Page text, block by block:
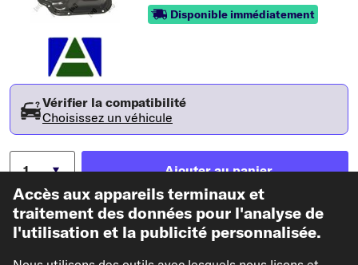
Disponible immédiatement
Vérifier la compatibilité
Choisissez un véhicule
Ajouter au panier
Dans mes favoris
Voir l'article
Accès aux appareils terminaux et
traitement des données pour l'analyse de
l'utilisation et la publicité personnalisée.